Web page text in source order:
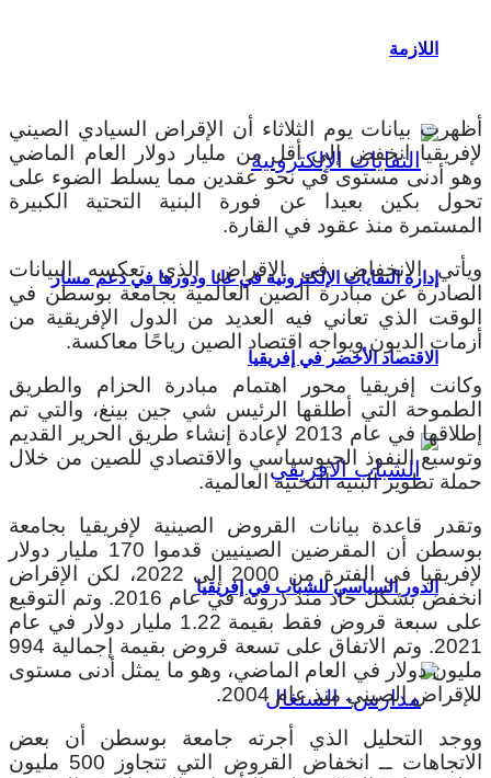
اللازمة
إدارة النفايات الإلكترونية في غانا ودورها في دعم مسار
الاقتصاد الأخضر في إفريقيا
الدور السياسي للشباب في إفريقيا
أظهرت بيانات يوم الثلاثاء أن الإقراض السيادي الصيني
لإفريقيا انخفض إلى أقل من مليار دولار العام الماضي
وهو أدنى مستوى في نحو عقدين مما يسلط الضوء على
تحول بكين بعيدا عن فورة البنية التحتية الكبيرة
المستمرة منذ عقود في القارة.
ويأتي الانخفاض في الإقراض الذي تعكسه البيانات
الصادرة عن مبادرة الصين العالمية بجامعة بوسطن في
الوقت الذي تعاني فيه العديد من الدول الإفريقية من
أزمات الديون ويواجه اقتصاد الصين رياحًا معاكسة.
وكانت إفريقيا محور اهتمام مبادرة الحزام والطريق
الطموحة التي أطلقها الرئيس شي جين بينغ، والتي تم
إطلاقها في عام 2013 لإعادة إنشاء طريق الحرير القديم
وتوسيع النفوذ الجيوسياسي والاقتصادي للصين من خلال
حملة تطوير البنية التحتية العالمية.
وتقدر قاعدة بيانات القروض الصينية لإفريقيا بجامعة
بوسطن أن المقرضين الصينيين قدموا 170 مليار دولار
لإفريقيا في الفترة من 2000 إلى 2022، لكن الإقراض
انخفض بشكل حاد منذ ذروته في عام 2016. وتم التوقيع
على سبعة قروض فقط بقيمة 1.22 مليار دولار في عام
2021. وتم الاتفاق على تسعة قروض بقيمة إجمالية 994
مليون دولار في العام الماضي، وهو ما يمثل أدنى مستوى
للإقراض الصيني منذ عام 2004.
ووجد التحليل الذي أجرته جامعة بوسطن أن بعض
الاتجاهات ــ انخفاض القروض التي تتجاوز 500 مليون